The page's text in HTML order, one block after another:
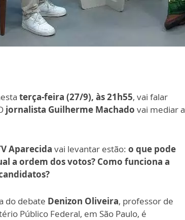
terça-feira (27/9), às 21h55, vai falar
jornalista Guilherme Machado vai mediar a
Aparecida vai levantar estão: o que pode
a ordem dos votos? Como funciona a
do debate Denizon Oliveira, professor de
Público Federal, em São Paulo, é